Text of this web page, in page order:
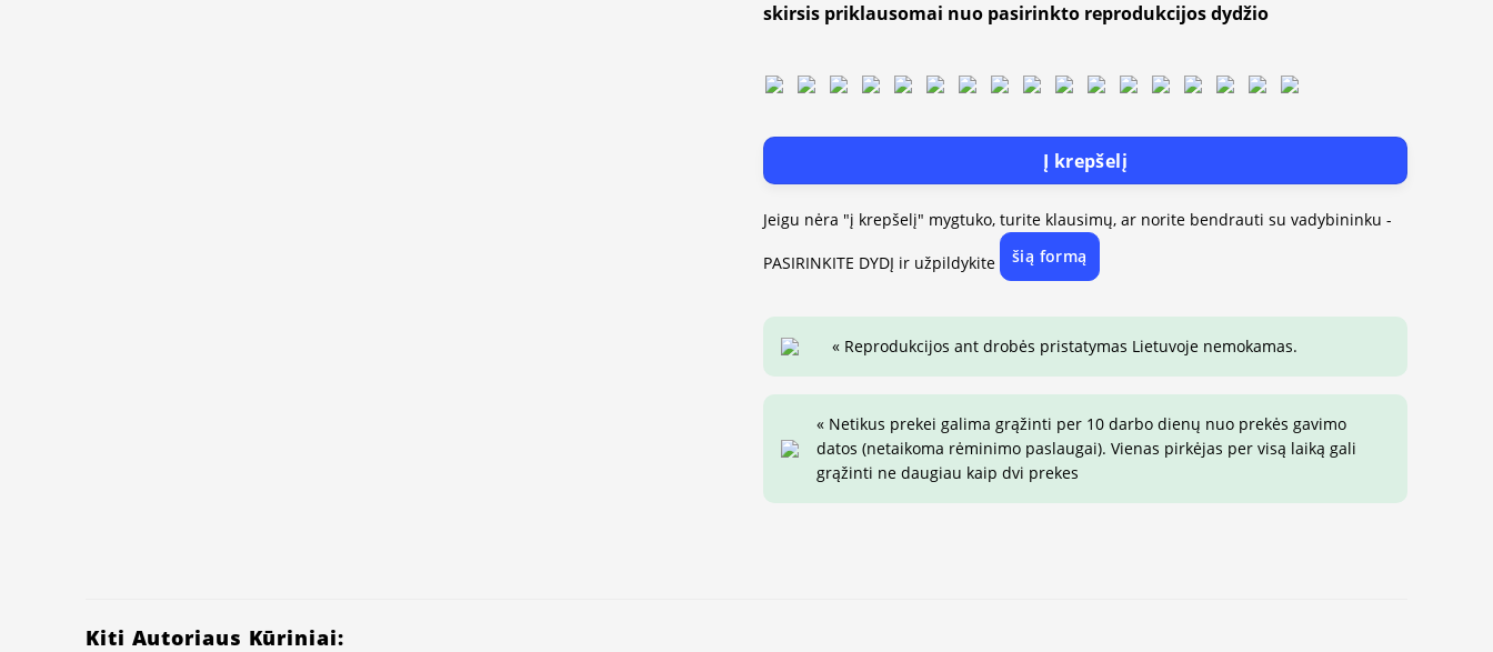
skirsis priklausomai nuo pasirinkto reprodukcijos dydžio
Į krepšelį
Jeigu nėra "į krepšelį" mygtuko, turite klausimų, ar norite bendrauti su vadybininku -
PASIRINKITE DYDĮ ir užpildykite šią formą
« Reprodukcijos ant drobės pristatymas Lietuvoje nemokamas.
« Netikus prekei galima grąžinti per 10 darbo dienų nuo prekės gavimo
datos (netaikoma rėminimo paslaugai). Vienas pirkėjas per visą laiką gali
grąžinti ne daugiau kaip dvi prekes
Kiti Autoriaus Kūriniai: